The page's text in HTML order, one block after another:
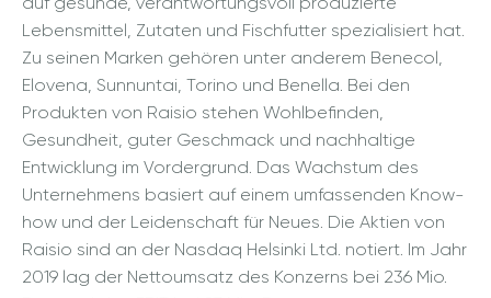
Lebensmittel, Zutaten und Fischfutter spezialisiert hat.
Zu seinen Marken gehören unter anderem Benecol,
Elovena, Sunnuntai, Torino und Benella. Bei den
Produkten von Raisio stehen Wohlbefinden,
Gesundheit, guter Geschmack und nachhaltige
Entwicklung im Vordergrund. Das Wachstum des
Unternehmens basiert auf einem umfassenden Know-
how und der Leidenschaft für Neues. Die Aktien von
Raisio sind an der Nasdaq Helsinki Ltd. notiert. Im Jahr
2019 lag der Nettoumsatz des Konzerns bei 236 Mio.